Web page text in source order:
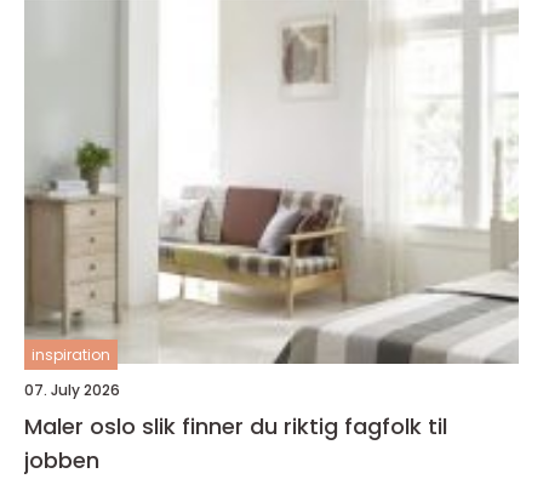
inspiration
07. July 2026
Maler oslo slik finner du riktig fagfolk til
jobben